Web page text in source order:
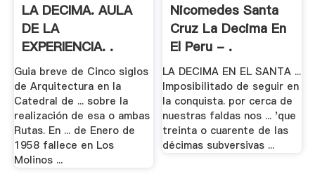
LA DECIMA. AULA
DE LA
EXPERIENCIA. .
Guia breve de Cinco siglos
de Arquitectura en la
Catedral de ... sobre la
realización de esa o ambas
Rutas. En ... de Enero de
1958 fallece en Los
Molinos ...
Nicomedes Santa
Cruz La Decima En
El Peru - .
LA DECIMA EN EL SANTA ...
Imposibilitado de seguir en
la conquista. por cerca de
nuestras faldas nos ... 'que
treinta o cuarente de las
décimas subversivas ...